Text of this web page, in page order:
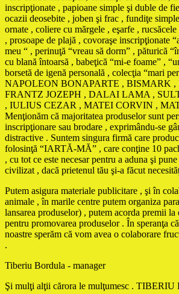
inscripţionate , papioane simple şi duble de
ocazii deosebite , joben şi frac , fundiţe
ornate , coliere cu mărgele , eşarfe ,
, prosoape de plajă , covoraşe inscripţionate
meu “ , perinuţă “vreau să dorm” , păturică
cu blană întoarsă , babeţică “mi-e foame” ,
borsetă de igenă personală , colecţia “mari
NAPOLEON BONAPARTE , BISMARK
FRANTZ JOZEPH , DALAI LAMA ,
, IULIUS CEZAR , MATEI CORVIN ,
Menţionăm că majoritatea produselor sunt
inscripţionare sau brodare , exprimându-se
distractive . Suntem singura firmă care
folosinţă “IARTĂ-MĂ” , care conţine 10
, cu tot ce este necesar pentru a aduna şi
civilizat , dacă prietenul tău şi-a făcut
Putem asigura materiale publicitare , şi în
animale , în marile centre putem organiza
lansarea produselor) , putem acorda premii
pentru promovarea produselor . În speranţa
noastre sperăm că vom avea o colaborare
.
Tiberiu Bordula - manager
Şi mulţi alţii cărora le mulţumesc .